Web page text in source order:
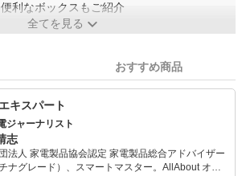
利なボックスもご紹介
全てを見る
おすすめ商品
キスパート
ジャーナリスト
志
法人 家電製品協会認定 家電製品総合アドバイザー
チナグレード）、スマートマスター。AllAbout オー